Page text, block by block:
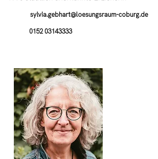
sylvia.gebhart@loesungsraum-coburg.de
0152 03143333